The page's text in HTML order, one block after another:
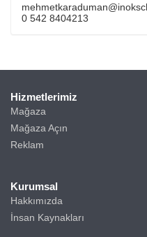
0 542 8404213
Hizmetlerimiz
Mağaza
Mağaza Açın
Reklam
Kurumsal
Hakkımızda
İnsan Kaynakları